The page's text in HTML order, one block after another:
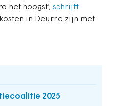
het hoogst’, schrijft
in Deurne zijn met
2025